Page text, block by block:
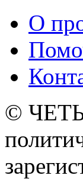
О
©